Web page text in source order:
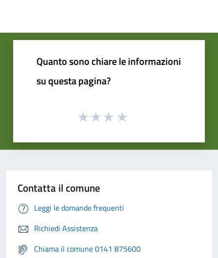
Quanto sono chiare le informazioni
su questa pagina?
Contatta il comune
Leggi le domande frequenti
Richiedi Assistenza
Chiama il comune 0141 875600